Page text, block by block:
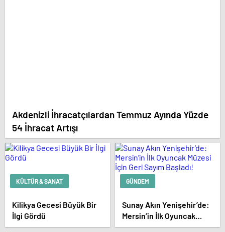
Akdenizli İhracatçılardan Temmuz Ayında Yüzde
54 İhracat Artışı
KÜLTÜR & SANAT
Kilikya Gecesi Büyük Bir
İlgi Gördü
GÜNDEM
Sunay Akın Yenişehir’de:
Mersin’in İlk Oyuncak
Müzesi İçin Geri Sayım